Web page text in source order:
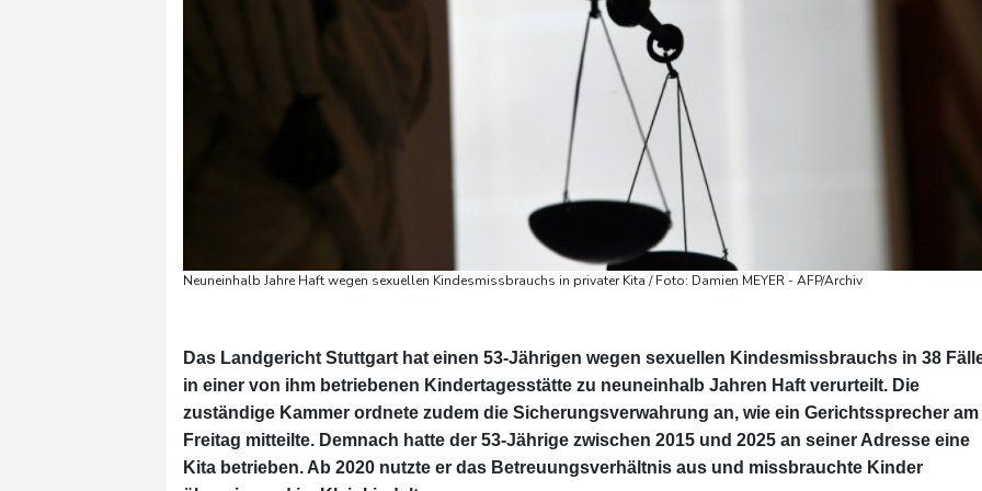
Neuneinhalb Jahre Haft wegen sexuellen Kindesmissbrauchs in privater Kita / Foto: Damien MEYER - AFP/Archiv
Das Landgericht Stuttgart hat einen 53-Jährigen wegen sexuellen Kindesmissbrauchs in 38
in einer von ihm betriebenen Kindertagesstätte zu neuneinhalb Jahren Haft verurteilt. Die
zuständige Kammer ordnete zudem die Sicherungsverwahrung an, wie ein Gerichtssprecher am
Freitag mitteilte. Demnach hatte der 53-Jährige zwischen 2015 und 2025 an seiner Adresse eine
Kita betrieben. Ab 2020 nutzte er das Betreuungsverhältnis aus und missbrauchte Kinder